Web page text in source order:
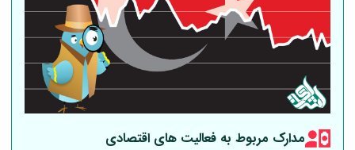
مدارک مربوط به فعالیت های اقتصادی